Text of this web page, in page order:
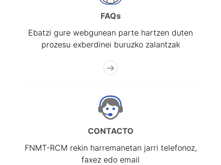
FAQs
Ebatzi gure webgunean parte hartzen duten
prozesu exberdinei buruzko zalantzak
CONTACTO
FNMT-RCM rekin harremanetan jarri telefonoz,
faxez edo email